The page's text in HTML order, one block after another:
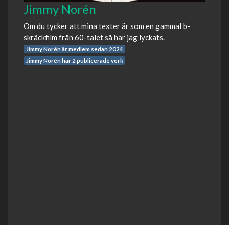
Jimmy Norén
Om du tycker att mina texter är som en gammal b-
skräckfilm från 60-talet så har jag lyckats.
Jimmy Norén är medlem sedan 2024
Jimmy Norén har 2 publicerade verk